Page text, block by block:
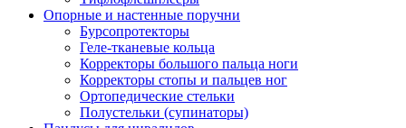
Опорные и настенные поручни
Бурсопротекторы
Геле-тканевые кольца
Корректоры большого пальца ноги
Корректоры стопы и пальцев ног
Ортопедические стельки
Полустельки (супинаторы)